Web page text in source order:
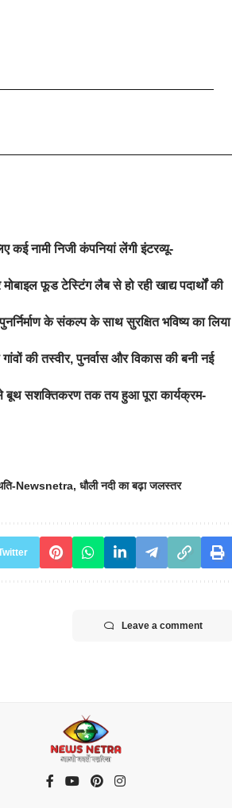
कई नामी निजी कंपनियां लेंगी इंटरव्यू-
फूड टेस्टिंग लैब से हो रही खाद्य पदार्थों की
के संकल्प के साथ सुरक्षित भविष्य का लिया
की तस्वीर, पुनर्वास और विकास की बनी नई
से बूथ सशक्तिकरण तक तय हुआ पूरा कार्यक्रम-
Newsnetra, धौली नदी का बढ़ा जलस्तर
Leave a comment